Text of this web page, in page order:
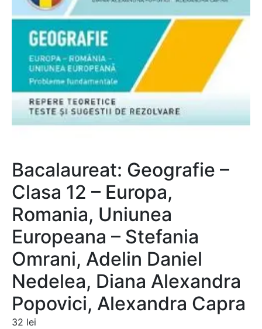
Bacalaureat: Geografie –
Clasa 12 – Europa,
Romania, Uniunea
Europeana – Stefania
Omrani, Adelin Daniel
Nedelea, Diana Alexandra
Popovici, Alexandra Capra
32 lei